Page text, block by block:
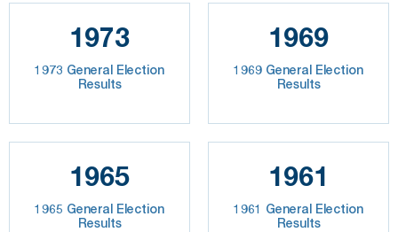
1973
1973 General Election
Results
1969
1969 General Election
Results
1965
1965 General Election
Results
1961
1961 General Election
Results